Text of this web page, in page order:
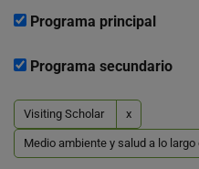
Programa principal
Programa secundario
Visiting Scholar x
Medio ambiente y salud a lo largo